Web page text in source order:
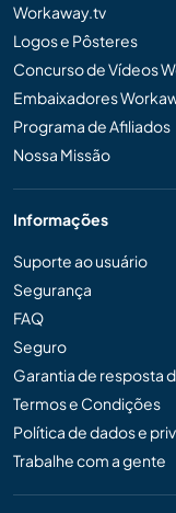
Workaway.tv
Logos e Pôsteres
Concurso de Vídeos
Embaixadores
Programa de Afiliados
Nossa Missão
Informações
Suporte ao usuário
Segurança
FAQ
Seguro
Garantia de resposta
Termos e Condições
Política de dados e
Trabalhe com a gente